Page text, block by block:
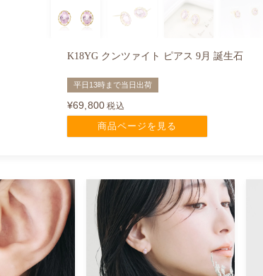
K18YG クンツァイト ピアス 9月 誕生石
平日13時まで当日出荷
¥69,800 税込
商品ページを見る